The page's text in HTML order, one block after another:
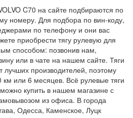
C70 на сайте подбираются по
номеру. Для подбора по вин-коду,
по телефону и они вас
приобрести тягу рулевую для
способом: позвонив нам,
или в чате на нашем сайте. Тяги
производителей, поэтому
или 6 месяцев. Всё рулевые тяги
купить в нашем магазине с
из офиса. В города
Одесса, Каменское, Луцк